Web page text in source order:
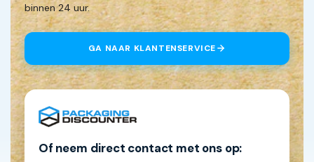
binnen 24 uur.
GA NAAR KLANTENSERVICE
Of neem direct contact met ons op: